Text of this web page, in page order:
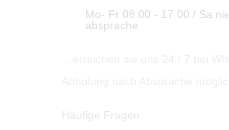
Mo- Fr 08.00 - 17.00 / Sa
absprache
Häufige Fragen